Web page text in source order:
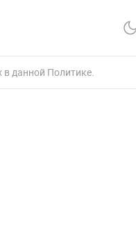
в данной Политике.